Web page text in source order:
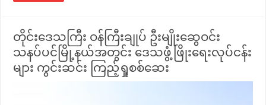
တိုင်းဒေသကြီး ဝန်ကြီးချုပ် ဦးမျိုးဆွေဝင်း
သနပ်ပင်မြို့နယ်အတွင်း ဒေသဖွံ့ဖြိုးရေးလုပ်ငန်း
များ ကွင်းဆင်း ကြည့်ရှုစစ်ဆေး